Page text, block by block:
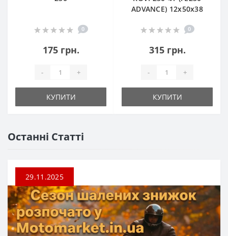
0
175 грн.
- +
КУПИТИ
ADVANCE) 12х50х38
0
315 грн.
- +
КУПИТИ
Останні Статті
29.11.2025